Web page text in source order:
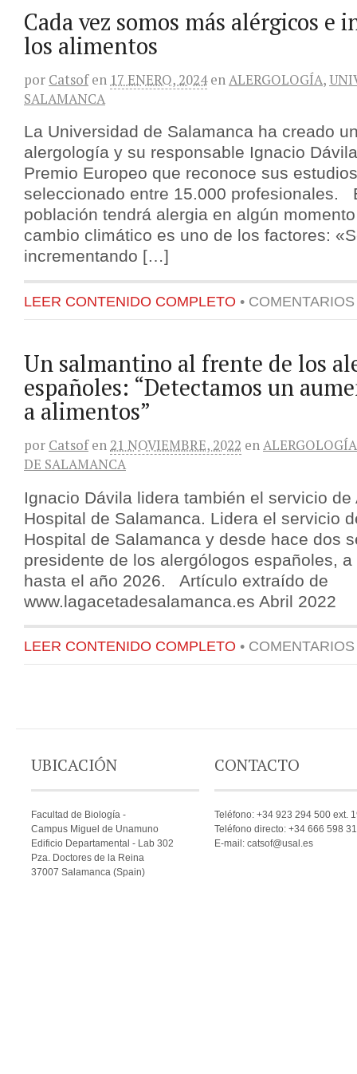
Cada vez somos más alérgicos e
los alimentos
por Catsof en 17 ENERO, 2024 enALERGOLOGÍA,
SALAMANCA
La Universidad de Salamanca ha creado
alergología y su responsable Ignacio
Premio Europeo que reconoce sus
seleccionado entre 15.000 profesionales.
población tendrá alergia en algún
cambio climático es uno de los factores:
incrementando […]
LEER CONTENIDO COMPLETO •
Un salmantino al frente de los
españoles: “Detectamos un
a alimentos”
por Catsof en 21 NOVIEMBRE, 2022 enALERGOLOGÍA
DE SALAMANCA
Ignacio Dávila lidera también el servicio
Hospital de Salamanca. Lidera el servicio
Hospital de Salamanca y desde hace dos
presidente de los alergólogos españoles,
hasta el año 2026. Artículo extraído de
www.lagacetadesalamanca.es Abril 2022
LEER CONTENIDO COMPLETO •
UBICACIÓN
Facultad de Biología -
Campus Miguel de Unamuno
Edificio Departamental - Lab 302
Pza. Doctores de la Reina
37007 Salamanca (Spain)
CONTACTO
Teléfono: +34 923 294 500 ext.
Teléfono directo: +34 666 598
E-mail: catsof@usal.es